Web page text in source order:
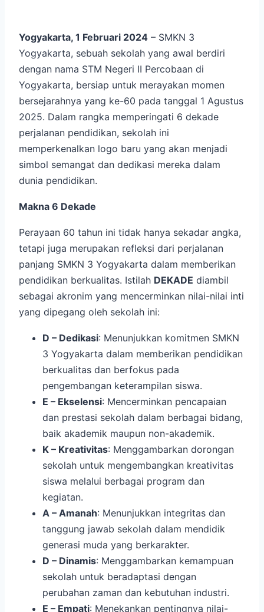
Yogyakarta, 1 Februari 2024 – SMKN 3
Yogyakarta, sebuah sekolah yang awal berdiri
dengan nama STM Negeri II Percobaan di
Yogyakarta, bersiap untuk merayakan momen
bersejarahnya yang ke-60 pada tanggal 1 Agustus
2025. Dalam rangka memperingati 6 dekade
perjalanan pendidikan, sekolah ini
memperkenalkan logo baru yang akan menjadi
simbol semangat dan dedikasi mereka dalam
dunia pendidikan.
Makna 6 Dekade
Perayaan 60 tahun ini tidak hanya sekadar angka,
tetapi juga merupakan refleksi dari perjalanan
panjang SMKN 3 Yogyakarta dalam memberikan
pendidikan berkualitas. Istilah DEKADE diambil
sebagai akronim yang mencerminkan nilai-nilai inti
yang dipegang oleh sekolah ini:
D – Dedikasi: Menunjukkan komitmen SMKN
3 Yogyakarta dalam memberikan pendidikan
berkualitas dan berfokus pada
pengembangan keterampilan siswa.
E – Ekselensi: Mencerminkan pencapaian
dan prestasi sekolah dalam berbagai bidang,
baik akademik maupun non-akademik.
K – Kreativitas: Menggambarkan dorongan
sekolah untuk mengembangkan kreativitas
siswa melalui berbagai program dan
kegiatan.
A – Amanah: Menunjukkan integritas dan
tanggung jawab sekolah dalam mendidik
generasi muda yang berkarakter.
D – Dinamis: Menggambarkan kemampuan
sekolah untuk beradaptasi dengan
perubahan zaman dan kebutuhan industri.
E – Empati: Menekankan pentingnya nilai-